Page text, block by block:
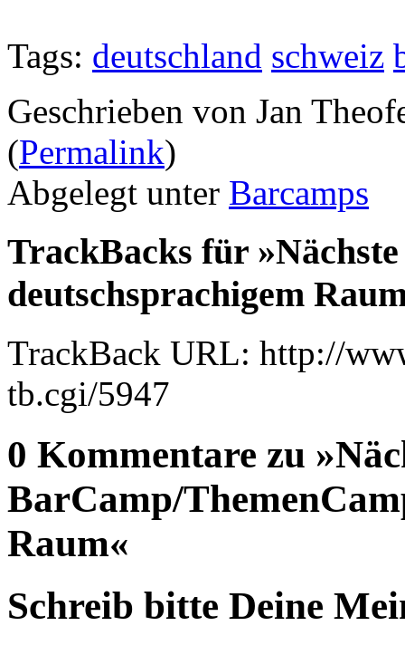
Tags: deutschland schweiz
Geschrieben von Jan
(Permalink)
Abgelegt unter Barcamps
TrackBacks für
deutschsprachigem
TrackBack URL: http://
tb.cgi/5947
0 Kommentare zu
BarCamp/
Raum«
Schreib bitte Deine